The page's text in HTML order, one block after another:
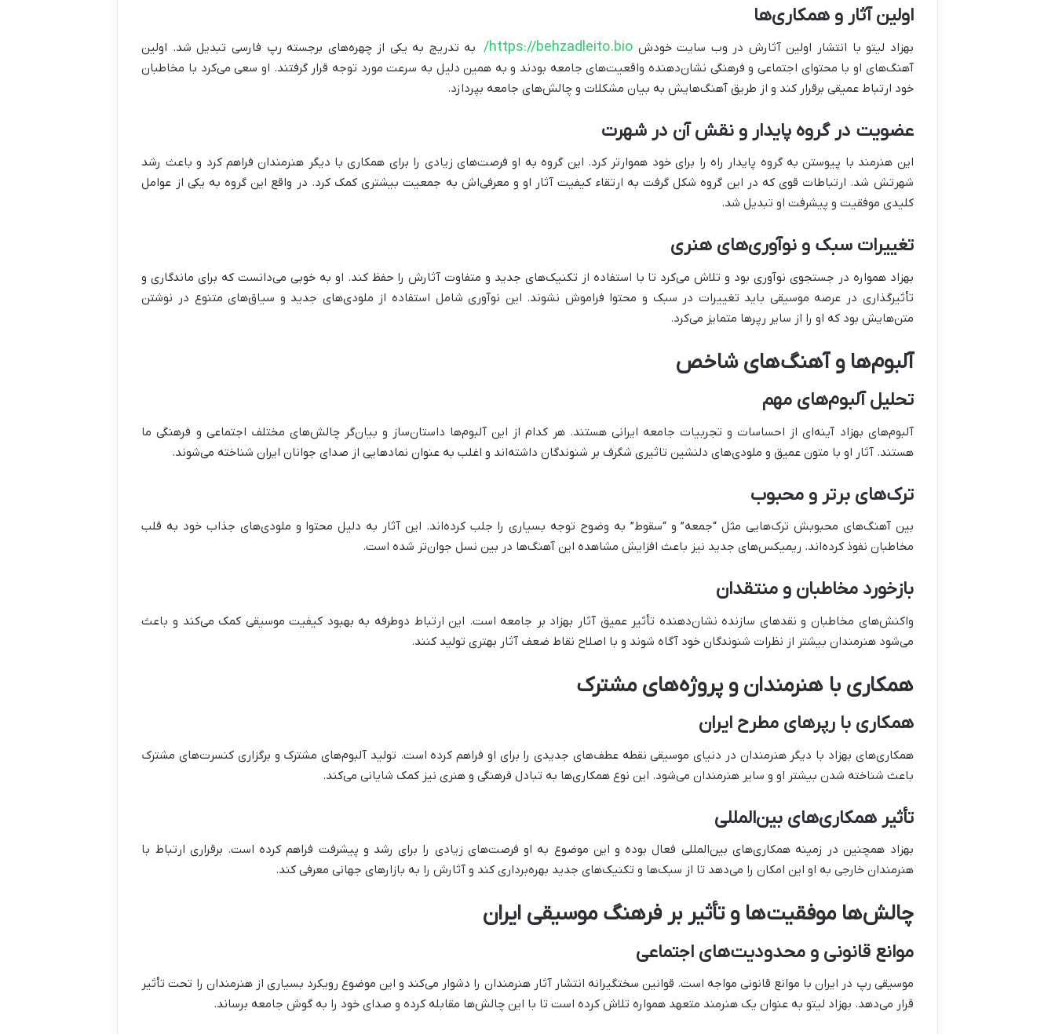
اولین آثار و همکاری‌ها
بهزاد لیتو با انتشار اولین آثارش در وب سایت خودش https://behzadleito.bio/ به تدریج به یکی از چهره‌های برجسته رپ فارسی تبدیل شد. اولین
آهنگ‌های او با محتوای اجتماعی و فرهنگی نشان‌دهنده واقعیت‌های جامعه بودند و به همین دلیل به سرعت مورد توجه قرار گرفتند. او سعی می‌کرد با مخاطبان
خود ارتباط عمیقی برقرار کند و از طریق آهنگ‌هایش به بیان مشکلات و چالش‌های جامعه بپردازد.
عضویت در گروه پایدار و نقش آن در شهرت
این هنرمند با پیوستن به گروه پایدار راه را برای خود هموارتر کرد. این گروه به او فرصت‌های زیادی را برای همکاری با دیگر هنرمندان فراهم کرد و باعث رشد
شهرتش شد. ارتباطات قوی که در این گروه شکل گرفت به ارتقاء کیفیت آثار او و معرفی‌اش به جمعیت بیشتری کمک کرد. در واقع این گروه به یکی از عوامل
کلیدی موفقیت و پیشرفت او تبدیل شد.
تغییرات سبک و نوآوری‌های هنری
بهزاد همواره در جستجوی نوآوری بود و تلاش می‌کرد تا با استفاده از تکنیک‌های جدید و متفاوت آثارش را حفظ کند. او به خوبی می‌دانست که برای ماندگاری و
تأثیرگذاری در عرصه موسیقی باید تغییرات در سبک و محتوا فراموش نشوند. این نوآوری شامل استفاده از ملودی‌های جدید و سیاق‌های متنوع در نوشتن
متن‌هایش بود که او را از سایر رپرها متمایز می‌کرد.
آلبوم‌ها و آهنگ‌های شاخص
تحلیل آلبوم‌های مهم
آلبوم‌های بهزاد آینه‌ای از احساسات و تجربیات جامعه ایرانی هستند. هر کدام از این آلبوم‌ها داستان‌ساز و بیان‌گر چالش‌های مختلف اجتماعی و فرهنگی ما
هستند. آثار او با متون عمیق و ملودی‌های دلنشین تاثیری شگرف بر شنوندگان داشته‌اند و اغلب به عنوان نمادهایی از صدای جوانان ایران شناخته می‌شوند.
ترک‌های برتر و محبوب
بین آهنگ‌های محبوبش ترک‌هایی مثل “جمعه” و “سقوط” به وضوح توجه بسیاری را جلب کرده‌اند. این آثار به دلیل محتوا و ملودی‌های جذاب خود به قلب
مخاطبان نفوذ کرده‌اند. ریمیکس‌های جدید نیز باعث افزایش مشاهده این آهنگ‌ها در بین نسل جوان‌تر شده است.
بازخورد مخاطبان و منتقدان
واکنش‌های مخاطبان و نقدهای سازنده نشان‌دهنده تأثیر عمیق آثار بهزاد بر جامعه است. این ارتباط دوطرفه به بهبود کیفیت موسیقی کمک می‌کند و باعث
می‌شود هنرمندان بیشتر از نظرات شنوندگان خود آگاه شوند و با اصلاح نقاط ضعف آثار بهتری تولید کنند.
همکاری با هنرمندان و پروژه‌های مشترک
همکاری با رپرهای مطرح ایران
همکاری‌های بهزاد با دیگر هنرمندان در دنیای موسیقی نقطه عطف‌های جدیدی را برای او فراهم کرده است. تولید آلبوم‌های مشترک و برگزاری کنسرت‌های مشترک
باعث شناخته شدن بیشتر او و سایر هنرمندان می‌شود. این نوع همکاری‌ها به تبادل فرهنگی و هنری نیز کمک شایانی می‌کند.
تأثیر همکاری‌های بین‌المللی
بهزاد همچنین در زمینه همکاری‌های بین‌المللی فعال بوده و این موضوع به او فرصت‌های زیادی را برای رشد و پیشرفت فراهم کرده است. برقراری ارتباط با
هنرمندان خارجی به او این امکان را می‌دهد تا از سبک‌ها و تکنیک‌های جدید بهره‌برداری کند و آثارش را به بازارهای جهانی معرفی کند.
چالش‌ها موفقیت‌ها و تأثیر بر فرهنگ موسیقی ایران
موانع قانونی و محدودیت‌های اجتماعی
موسیقی رپ در ایران با موانع قانونی مواجه است. قوانین سختگیرانه انتشار آثار هنرمندان را دشوار می‌کند و این موضوع رویکرد بسیاری از هنرمندان را تحت تأثیر
قرار می‌دهد. بهزاد لیتو به عنوان یک هنرمند متعهد همواره تلاش کرده است تا با این چالش‌ها مقابله کرده و صدای خود را به گوش جامعه برساند.